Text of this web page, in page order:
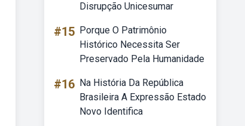
Disrupção Unicesumar
#15 Porque O Patrimônio
Histórico Necessita Ser
Preservado Pela Humanidade
#16 Na História Da República
Brasileira A Expressão Estado
Novo Identifica